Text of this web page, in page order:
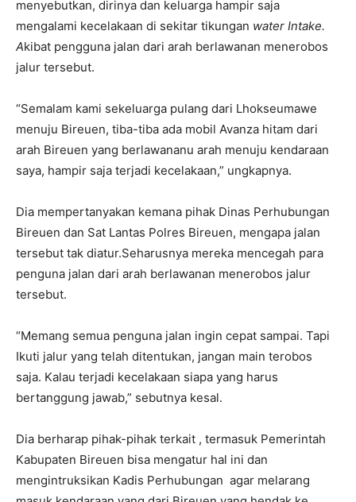
menyebutkan, dirinya dan keluarga hampir saja
mengalami kecelakaan di sekitar tikungan water Intake.
Akibat pengguna jalan dari arah berlawanan menerobos
jalur tersebut.
“Semalam kami sekeluarga pulang dari Lhokseumawe
menuju Bireuen, tiba-tiba ada mobil Avanza hitam dari
arah Bireuen yang berlawananu arah menuju kendaraan
saya, hampir saja terjadi kecelakaan,” ungkapnya.
Dia mempertanyakan kemana pihak Dinas Perhubungan
Bireuen dan Sat Lantas Polres Bireuen, mengapa jalan
tersebut tak diatur.Seharusnya mereka mencegah para
penguna jalan dari arah berlawanan menerobos jalur
tersebut.
“Memang semua penguna jalan ingin cepat sampai. Tapi
Ikuti jalur yang telah ditentukan, jangan main terobos
saja. Kalau terjadi kecelakaan siapa yang harus
bertanggung jawab,” sebutnya kesal.
Dia berharap pihak-pihak terkait , termasuk Pemerintah
Kabupaten Bireuen bisa mengatur hal ini dan
mengintruksikan Kadis Perhubungan agar melarang